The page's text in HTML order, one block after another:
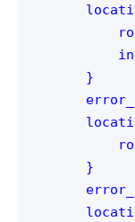
    }
    }